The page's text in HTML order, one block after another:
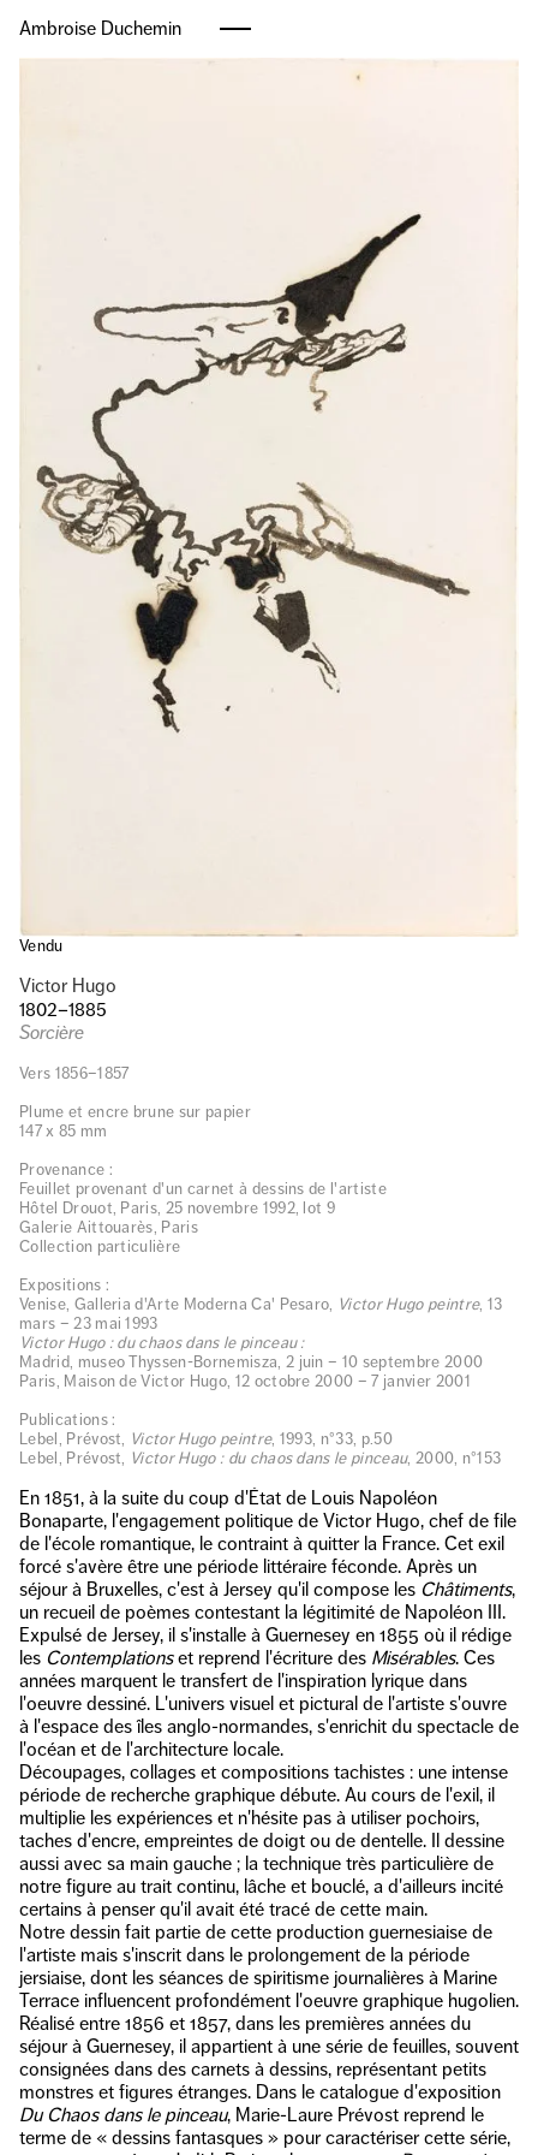
Ambroise Duchemin
Vendu
Victor Hugo
1802–1885
Sorcière
Vers 1856–1857
Plume et encre brune sur papier
147 x 85 mm
Provenance :
Feuillet provenant d'un carnet à dessins de l'artiste
Hôtel Drouot, Paris, 25 novembre 1992, lot 9
Galerie Aittouarès, Paris
Collection particulière
Expositions :
Venise, Galleria d'Arte Moderna Ca' Pesaro, Victor Hugo peintre, 13
mars – 23 mai 1993
Victor Hugo : du chaos dans le pinceau :
Madrid, museo Thyssen-Bornemisza, 2 juin – 10 septembre 2000
Paris, Maison de Victor Hugo, 12 octobre 2000 – 7 janvier 2001
Publications :
Lebel, Prévost, Victor Hugo peintre, 1993, n°33, p.50
Lebel, Prévost, Victor Hugo : du chaos dans le pinceau, 2000, n°153
En 1851, à la suite du coup d'État de Louis Napoléon
Bonaparte, l'engagement politique de Victor Hugo, chef de file
de l'école romantique, le contraint à quitter la France. Cet exil
forcé s'avère être une période littéraire féconde. Après un
séjour à Bruxelles, c'est à Jersey qu'il compose les Châtiments,
un recueil de poèmes contestant la légitimité de Napoléon III.
Expulsé de Jersey, il s'installe à Guernesey en 1855 où il rédige
les Contemplationset reprend l'écriture des Misérables. Ces
années marquent le transfert de l'inspiration lyrique dans
l'oeuvre dessiné. L'univers visuel et pictural de l'artiste s'ouvre
à l'espace des îles anglo-normandes, s'enrichit du spectacle de
l'océan et de l'architecture locale.
Découpages, collages et compositions tachistes : une intense
période de recherche graphique débute. Au cours de l'exil, il
multiplie les expériences et n'hésite pas à utiliser pochoirs,
taches d'encre, empreintes de doigt ou de dentelle. Il dessine
aussi avec sa main gauche ; la technique très particulière de
notre figure au trait continu, lâche et bouclé, a d'ailleurs incité
certains à penser qu'il avait été tracé de cette main.
Notre dessin fait partie de cette production guernesiaise de
l'artiste mais s'inscrit dans le prolongement de la période
jersiaise, dont les séances de spiritisme journalières à Marine
Terrace influencent profondément l'oeuvre graphique hugolien.
Réalisé entre 1856 et 1857, dans les premières années du
séjour à Guernesey, il appartient à une série de feuilles, souvent
consignées dans des carnets à dessins, représentant petits
monstres et figures étranges. Dans le catalogue d'exposition
Du Chaos dans le pinceau, Marie-Laure Prévost reprend le
terme de « dessins fantasques » pour caractériser cette série,